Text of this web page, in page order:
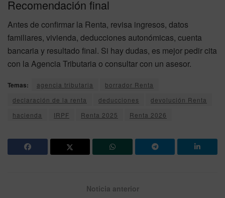
Recomendación final
Antes de confirmar la Renta, revisa ingresos, datos
familiares, vivienda, deducciones autonómicas, cuenta
bancaria y resultado final. Si hay dudas, es mejor pedir cita
con la Agencia Tributaria o consultar con un asesor.
Temas: agencia tributaria
borrador Renta
declaración de la renta
deducciones
devolución Renta
hacienda
IRPF Renta 2025 Renta 2026
Noticia anterior